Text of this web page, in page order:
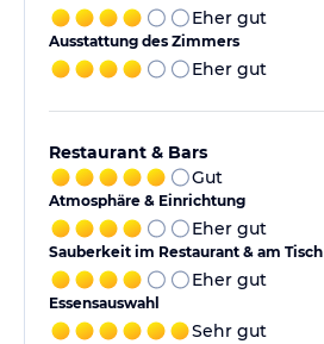
Eher gut
Ausstattung des Zimmers
Eher gut
Restaurant & Bars
Gut
Atmosphäre & Einrichtung
Eher gut
Sauberkeit im Restaurant & am Tisch
Eher gut
Essensauswahl
Sehr gut